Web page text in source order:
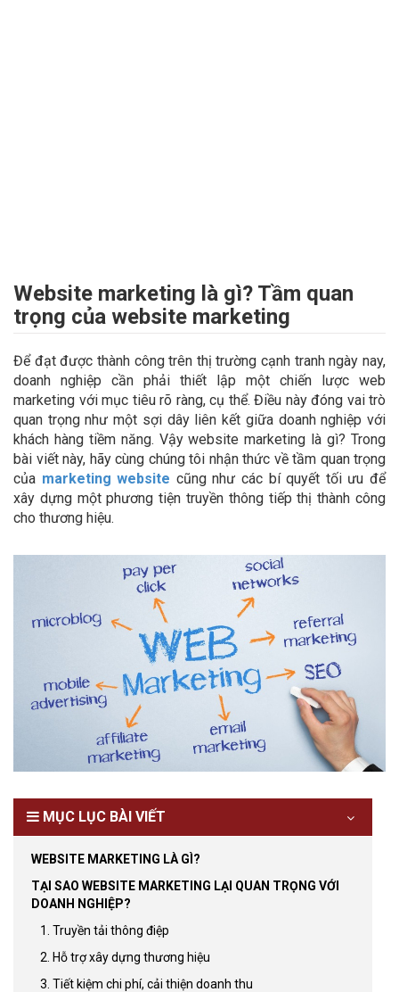
Website marketing là gì? Tầm quan
trọng của website marketing
Để đạt được thành công trên thị trường cạnh tranh ngày nay,
doanh nghiệp cần phải thiết lập một chiến lược web
marketing với mục tiêu rõ ràng, cụ thể. Điều này đóng vai trò
quan trọng như một sợi dây liên kết giữa doanh nghiệp với
khách hàng tiềm năng. Vậy website marketing là gì? Trong
bài viết này, hãy cùng chúng tôi nhận thức về tầm quan trọng
của marketing website cũng như các bí quyết tối ưu để
xây dựng một phương tiện truyền thông tiếp thị thành công
cho thương hiệu.
MỤC LỤC BÀI VIẾT
WEBSITE MARKETING LÀ GÌ?
TẠI SAO WEBSITE MARKETING LẠI QUAN TRỌNG VỚI
DOANH NGHIỆP?
1. Truyền tải thông điệp
2. Hỗ trợ xây dựng thương hiệu
3. Tiết kiệm chi phí, cải thiện doanh thu